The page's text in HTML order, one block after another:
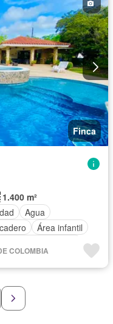
Estudio
Patio
privada
Wifi
Solo familias
Finca
1.400 m²
Agua
Área infantil
integral
Gas natural
Estudio
privada
COLOMBIA